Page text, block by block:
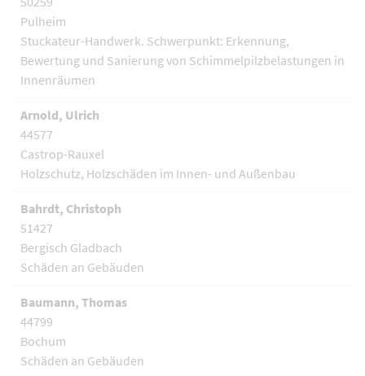
Pulheim
Stuckateur-Handwerk. Schwerpunkt: Erkennung,
Bewertung und Sanierung von Schimmelpilzbelastungen in
Innenräumen
Arnold, Ulrich
44577
Castrop-Rauxel
Holzschutz, Holzschäden im Innen- und Außenbau
Bahrdt, Christoph
51427
Bergisch Gladbach
Schäden an Gebäuden
Baumann, Thomas
44799
Bochum
Schäden an Gebäuden